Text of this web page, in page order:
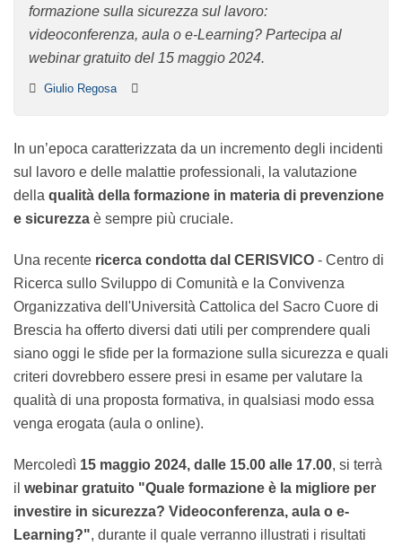
formazione sulla sicurezza sul lavoro: videoconferenza,
aula o e-Learning? Partecipa al webinar gratuito del 15
maggio 2024.
Giulio Regosa
In un’epoca caratterizzata da un incremento degli
incidenti sul lavoro e delle malattie professionali, la
valutazione dellaqualità della formazione in materia
di prevenzione e sicurezzaè sempre più cruciale.
Una recentericerca condotta dal CERISVICO- Centro
di Ricerca sullo Sviluppo di Comunità e la Convivenza
Organizzativa dell'Università Cattolica del Sacro Cuore
di Brescia ha offerto diversi dati utili per comprendere
quali siano oggi le sfide per la formazione sulla
sicurezza e quali criteri dovrebbero essere presi in
esame per valutare la qualità di una proposta
formativa, in qualsiasi modo essa venga erogata (aula
Mercoledì15 maggio 2024, dalle 15.00 alle 17.00, si
terrà ilwebinar gratuito "Quale formazione è la
migliore per investire in sicurezza? Videoconferenza,